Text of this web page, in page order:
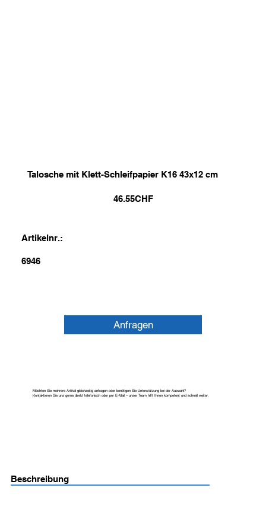
Talosche mit Klett-Schleifpapier K16 43x12 cm
46.55CHF
Artikelnr.:
6946
Anfragen
Möchten Sie mehrere Artikel gleichzeitig anfragen oder benötigen Sie Unterstützung bei der Auswahl?
Kontaktieren Sie uns gerne direkt telefonisch oder per E-Mail – unser Team hilft Ihnen kompetent und schnell weiter.
Beschreibung